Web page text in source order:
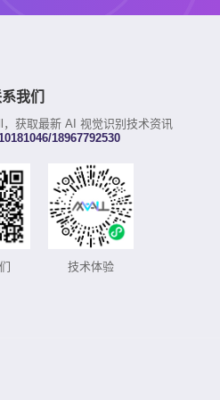
我们
获取最新 AI 视觉识别技术资讯
18967792530
技术体验